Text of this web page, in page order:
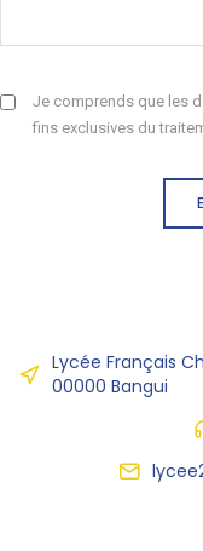
Je comprends que les
fins exclusives du
Lycée Français
00000 Bangui